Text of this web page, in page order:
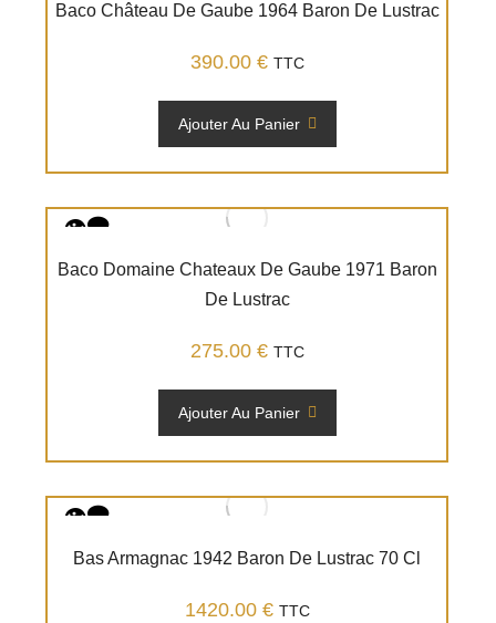
Baco Château De Gaube 1964 Baron De Lustrac
390.00 € TTC
Ajouter Au Panier
Baco Domaine Chateaux De Gaube 1971 Baron
De Lustrac
275.00 € TTC
Ajouter Au Panier
Bas Armagnac 1942 Baron De Lustrac 70 Cl
1420.00 € TTC